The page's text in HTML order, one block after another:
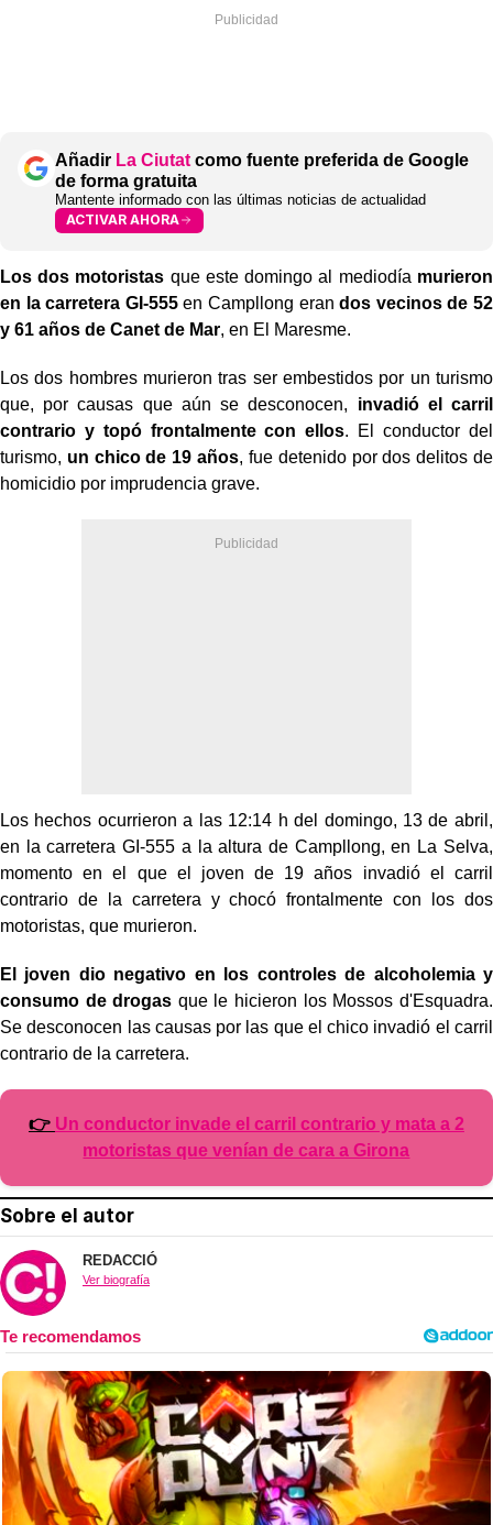
Añadir La Ciutat como fuente preferida de Google
de forma gratuita
Mantente informado con las últimas noticias de actualidad
ACTIVAR AHORA
Los dos motoristas que este domingo al mediodía murieron
en la carretera GI-555en Campllong erandos vecinos de 52
y 61 años de Canet de Mar, en El Maresme.
Los dos hombres murieron tras ser embestidos por un turismo
que, por causas que aún se desconocen, invadió el carril
contrario y topó frontalmente con ellos. El conductor del
turismo, un chico de 19 años, fue detenido por dos delitos de
homicidio por imprudencia grave.
Los hechos ocurrieron a las 12:14 h del domingo, 13 de abril,
en la carretera GI-555 a la altura de Campllong, en La Selva,
momento en el que el joven de 19 años invadió el carril
contrario de la carretera y chocó frontalmente con los dos
motoristas, que murieron.
El joven dio negativo en los controles de alcoholemia y
consumo de drogas que le hicieron los Mossos d'Esquadra.
Se desconocen las causas por las que el chico invadió el carril
contrario de la carretera.
👉 Un conductor invade el carril contrario y mata a 2
motoristas que venían de cara a Girona
Sobre el autor
REDACCIÓ
Ver biografía